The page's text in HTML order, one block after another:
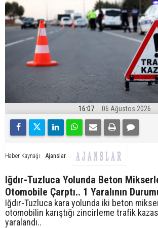
16:07 06 Ağustos 2026
Haber Kaynağı Ajanslar
Iğdır-Tuzluca Yolunda Beton
Otomobile Çarptı.. 1 Yaralının
Iğdır-Tuzluca kara yolunda iki beton
otomobilin karıştığı zincirleme trafik
yaralandı..